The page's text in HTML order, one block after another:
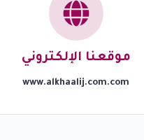
موقعنا الإلكتروني
www.alkhaalij.com.com